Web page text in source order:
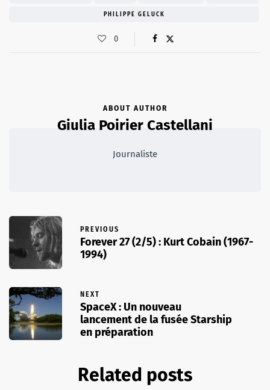
PHILIPPE GELUCK
0
ABOUT AUTHOR
Giulia Poirier Castellani
Journaliste
PREVIOUS
Forever 27 (2/5) : Kurt Cobain (1967-
1994)
NEXT
SpaceX : Un nouveau
lancement de la fusée Starship
en préparation
Related posts